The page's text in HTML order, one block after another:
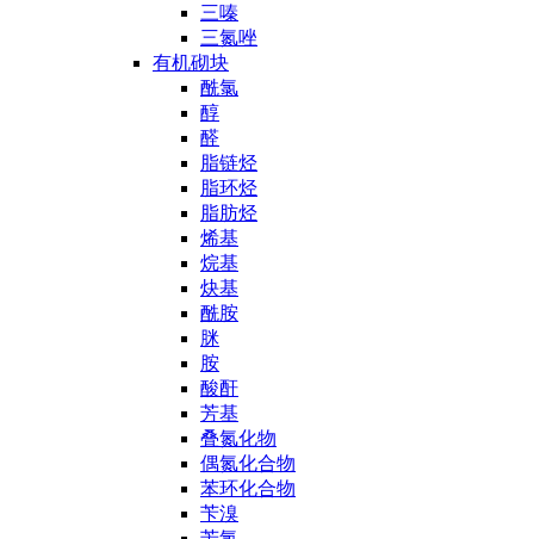
三嗪
三氮唑
有机砌块
酰氯
醇
醛
脂链烃
脂环烃
脂肪烃
烯基
烷基
炔基
酰胺
脒
胺
酸酐
芳基
叠氮化物
偶氮化合物
苯环化合物
苄溴